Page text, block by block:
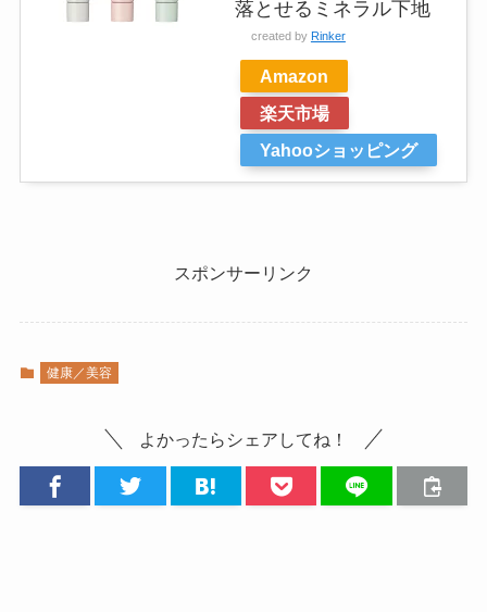
落とせるミネラル下地
created by Rinker
Amazon
楽天市場
Yahooショッピング
スポンサーリンク
健康／美容
よかったらシェアしてね！